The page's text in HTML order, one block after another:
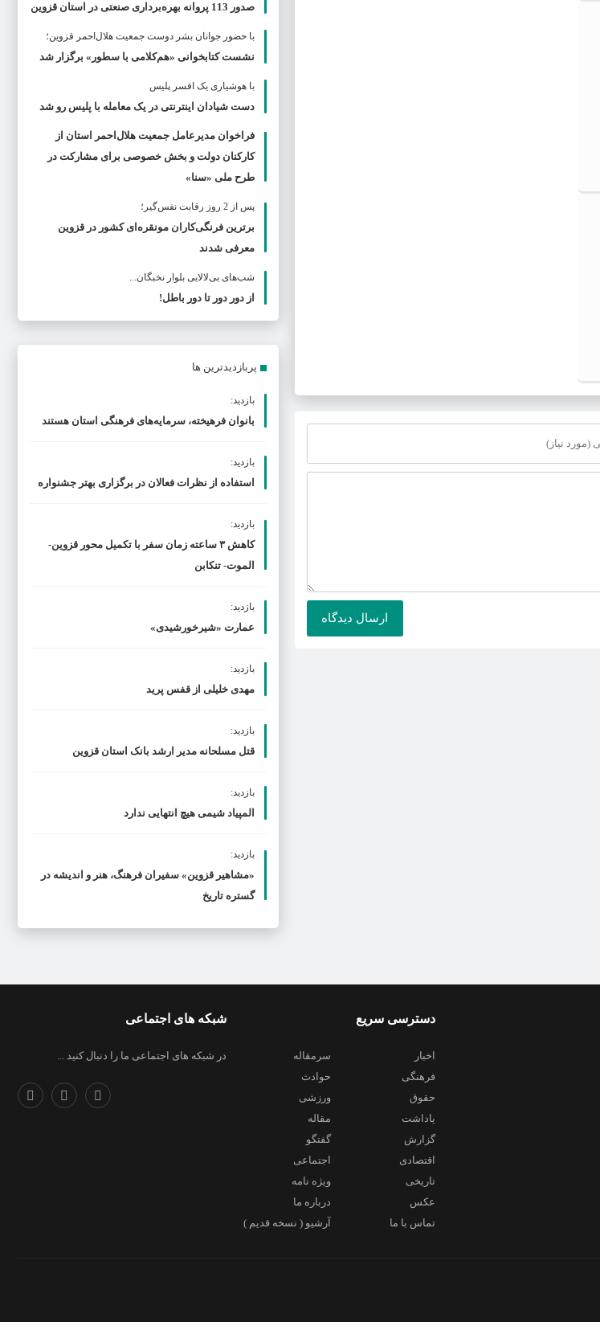
صدور 113 پروانه بهره‌برداری صنعتی در استان قزوین
با حضور جوانان بشر دوست جمعیت هلال‌احمر قزوین؛
نشست کتابخوانی «هم‌کلامی با سطور» برگزار شد
با هوشیاری یک افسر پلیس
دست شیادان اینترنتی در یک معامله با پلیس رو شد
فراخوان مدیرعامل جمعیت هلال‌احمر استان از
کارکنان دولت و بخش خصوصی برای مشارکت در
طرح ملی «سنا»
پس از 2 روز رقابت نفس‌گیر؛
برترین فرنگی‌کاران مونقره‌ای کشور در قزوین
معرفی شدند
شب‌های بی‌لالایی بلوار نخبگان...
از دور دور تا دور باطل!
پربازدیدترین ها
بازدید:
بانوان فرهیخته، سرمایه‌های فرهنگی استان هستند
بازدید:
استفاده از نظرات فعالان در برگزاری بهتر جشنواره
بازدید:
کاهش ۳ ساعته زمان سفر با تکمیل محور قزوین-
الموت- تنکابن
بازدید:
عمارت «شیرخورشیدی»
بازدید:
مهدی خلیلی از قفس پرید
بازدید:
قتل مسلحانه مدیر ارشد بانک استان قزوین
بازدید:
المپیاد شیمی هیچ انتهایی ندارد
بازدید:
«مشاهیر قزوین» سفیران فرهنگ، هنر و اندیشه در
گستره تاریخ
شبکه های اجتماعی
در شبکه های اجتماعی ما را دنبال کنید ...
دسترسی سریع
اخبار
سرمقاله
فرهنگی
حوادث
حقوق
ورزشی
یاداشت
مقاله
گزارش
گفتگو
اقتصادی
اجتماعی
تاریخی
ویژه نامه
عکس
درباره ما
تماس با ما
آرشیو ( نسخه قدیم )